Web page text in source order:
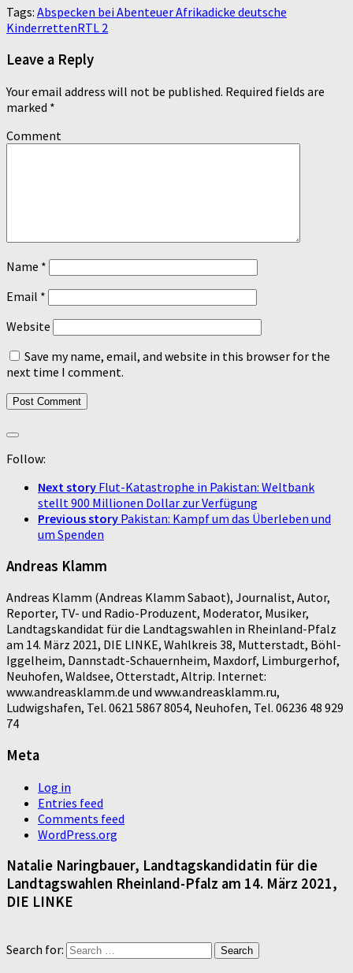
Tags: Abspecken bei Abenteuer Afrikadicke deutsche
KinderrettenRTL 2
Leave a Reply
Your email address will not be published. Required fields are
marked *
Comment
Name *
Email *
Website
Save my name, email, and website in this browser for the
next time I comment.
Follow:
Next story Flut-Katastrophe in Pakistan: Weltbank
stellt 900 Millionen Dollar zur Verfügung
Previous story Pakistan: Kampf um das Überleben und
um Spenden
Andreas Klamm
Andreas Klamm (Andreas Klamm Sabaot), Journalist, Autor,
Reporter, TV- und Radio-Produzent, Moderator, Musiker,
Landtagskandidat für die Landtagswahlen in Rheinland-Pfalz
am 14. März 2021, DIE LINKE, Wahlkreis 38, Mutterstadt, Böhl-
Iggelheim, Dannstadt-Schauernheim, Maxdorf, Limburgerhof,
Neuhofen, Waldsee, Otterstadt, Altrip. Internet:
www.andreasklamm.de und www.andreasklamm.ru,
Ludwigshafen, Tel. 0621 5867 8054, Neuhofen, Tel. 06236 48 929
74
Meta
Log in
Entries feed
Comments feed
WordPress.org
Natalie Naringbauer, Landtagskandidatin für die
Landtagswahlen Rheinland-Pfalz am 14. März 2021,
DIE LINKE
Search for: